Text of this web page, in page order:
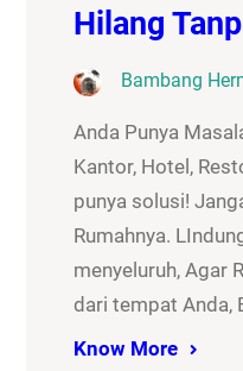
Hilang
Bambang
Anda Punya
Kantor, Hotel,
punya solusi!
Rumahnya.
menyeluruh, Agar
dari tempat Anda,
Know More